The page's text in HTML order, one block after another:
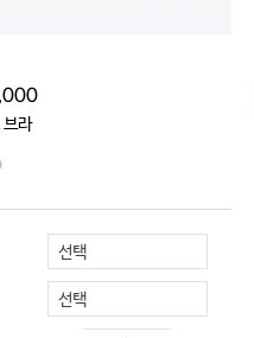
브라
선택
선택